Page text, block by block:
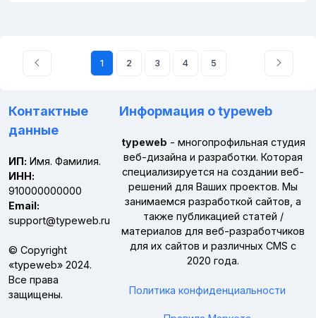
1 2 3 4 5
Контактные
данные
ИП: Имя. Фамилия.
ИНН:
910000000000
Email:
support@typeweb.ru
© Copyright
«typeweb» 2024.
Все права
защищены.
Информация о typeweb
typeweb - многопрофильная студия
веб-дизайна и разработки. Которая
специализируется на создании веб-
решений для Ваших проектов. Мы
занимаемся разработкой сайтов, а
также публикацией статей /
материалов для веб-разработчиков
для их сайтов и различных CMS с
2020 года.
Политика конфиденциальности